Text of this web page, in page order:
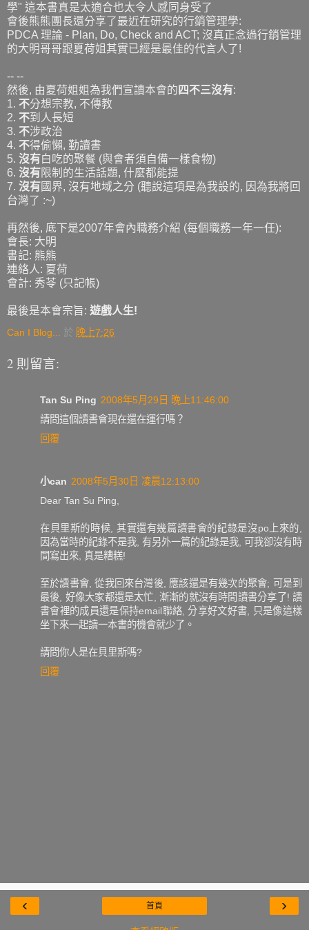
學" 這本書真是太適合也太令人感同身受了
會後熊熊團長還分享了最近在研究的行銷管理學:
PDCA 理論 - Plan, Do, Check and ACT; 沒真正念過行銷管理
的大明哥哥跟夏荷姐其實已經是最佳的代言人了!
-- --
然後, 由夏荷姐姐為我們宣讀本會的 四不三沒有:
1. 不分想宗教, 不傳教
2. 不到人長短
3. 不涉政治
4. 不得偷懶, 勤讀書
5. 沒有白吃的聚餐 (與會者須自備一樣食物)
6. 沒有限制的生活話題, 什麼都能提
7. 沒有國界, 沒有地域之分 (聽說這項是為我設的, 因為我將回
台灣了 :~)
再然後, 底下是2007年會內職務介紹 (每個職務一年一任):
會長: 大明
書記: 熊熊
連絡人: 夏荷
會計: 秀苓 (只記帳)
最後是本會宗旨: 遊戲人生!
Can I Blog... 於 晚上7:26
2 則留言:
Tan Su Ping 2008年5月29日 晚上11:46:00
請問這個讀書會現在還在運行嗎？
回覆
小can 2008年5月30日 凌晨12:13:00
Dear Tan Su Ping,
在貝里斯的時候, 其實還有幾篇讀書會的紀錄是沒po上來的,
因為當時的紀錄不是我, 有另外一篇的紀錄是我, 可我卻沒有時
間寫出來, 真是糟糕!
至於讀書會, 從我回來台灣後, 應該還是有幾次的聚會; 可是到
最後, 好像大家都還是太忙, 漸漸的就沒有時間讀書分享了! 讀
書會裡的成員還是保持email聯絡, 分享好文好書, 只是像這樣
坐下來一起讀一本書的機會就少了。
請問你人是在貝里斯嗎?
回覆
‹ ›
首頁